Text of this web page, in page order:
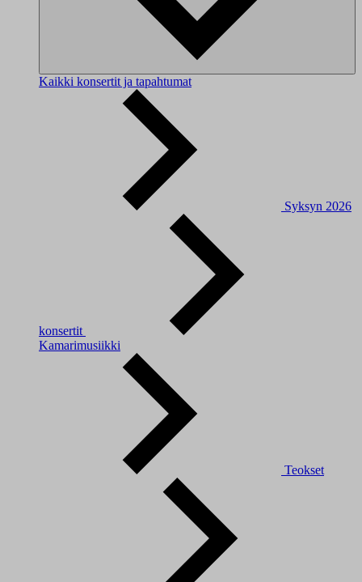
Kaikki konsertit ja tapahtumat
Syksyn 2026
konsertit
Kamarimusiikki
Teokset